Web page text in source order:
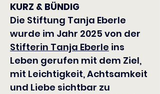
KURZ & BÜNDIG
Die Stiftung Tanja Eberle
wurde im Jahr 2025 von der
Stifterin Tanja Eberle ins
Leben gerufen mit dem Ziel,
mit Leichtigkeit, Achtsamkeit
und Liebe sichtbar zu